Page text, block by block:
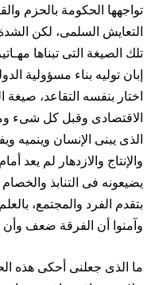
تواجهها الحكومة بالحزم
التعايش السلمى، لكن
تلك الصيغة التى تبناها
إبان توليه بناء مسؤولية
اختار بنفسه التقاعد، صيغة
الاقتصادى وقبل كل شىء
الذى يبنى الإنسان وينميه
والإنتاج والازدهار لم يعد
يضيعونه فى التنابذ
بتقدم الفرد والمجتمع،
وآمنوا أن الفرقة ضعف وأن
ما الذى جعلنى أحكى هذه